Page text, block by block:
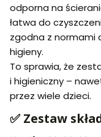
odporna na
łatwa do
zgodna z normami
higieny.
To sprawia, że
i higieniczny –
przez wiele dzieci.
✅ Zestaw